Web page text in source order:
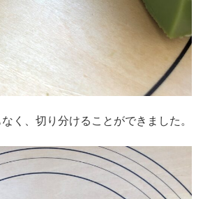
く、切り分けることができました。